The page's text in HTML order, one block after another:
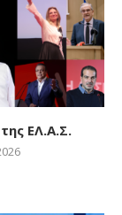
ΕΛ.Α.Σ.